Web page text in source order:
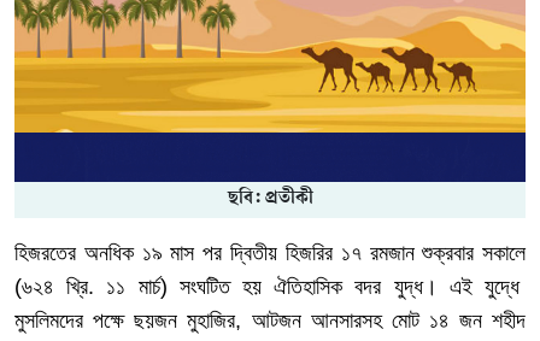
ছবি: প্রতীকী
হিজরতের অনধিক ১৯ মাস পর দ্বিতীয় হিজরির ১৭ রমজান শুক্রবার সকালে
(৬২৪ খ্রি. ১১ মার্চ) সংঘটিত হয় ঐতিহাসিক বদর যুদ্ধ। এই যুদ্ধে
মুসলিমদের পক্ষে ছয়জন মুহাজির, আটজন আনসারসহ মোট ১৪ জন শহীদ